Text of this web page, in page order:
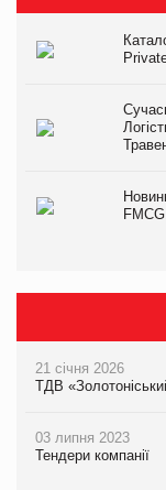
21 січня 2026
ТДВ
03 липня 2023
Тендери компанії